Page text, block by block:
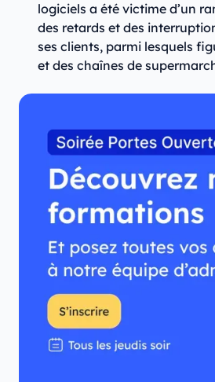
logiciels a été victime d’un
des retards et des
ses clients, parmi lesquels
et des chaînes de